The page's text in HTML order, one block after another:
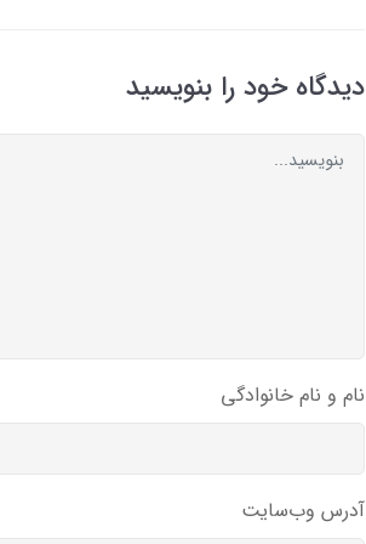
دیدگاه خود را بنویسید
نام و نام خانوادگی
آدرس وب‌سایت